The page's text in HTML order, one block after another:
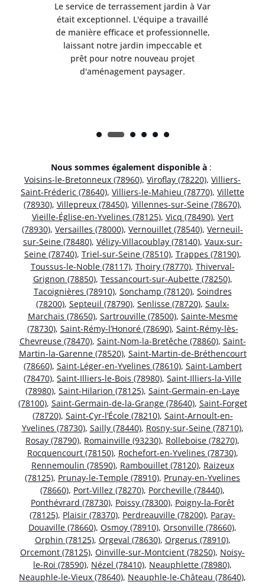
Le service de terrassement jardin à Var
était exceptionnel. L'équipe a travaillé
de manière efficace et professionnelle,
laissant notre jardin impeccable et
prêt pour notre nouveau projet
d'aménagement paysager.
Nous sommes également disponible à :
Voisins-le-Bretonneux (78960), Viroflay (78220), Villiers-
Saint-Fréderic (78640), Villiers-le-Mahieu (78770), Villette
(78930), Villepreux (78450), Villennes-sur-Seine (78670),
Vieille-Église-en-Yvelines (78125), Vicq (78490), Vert
(78930), Versailles (78000), Vernouillet (78540), Verneuil-
sur-Seine (78480), Vélizy-Villacoublay (78140), Vaux-sur-
Seine (78740), Triel-sur-Seine (78510), Trappes (78190),
Toussus-le-Noble (78117), Thoiry (78770), Thiverval-
Grignon (78850), Tessancourt-sur-Aubette (78250),
Tacoignières (78910), Sonchamp (78120), Soindres
(78200), Septeuil (78790), Senlisse (78720), Saulx-
Marchais (78650), Sartrouville (78500), Sainte-Mesme
(78730), Saint-Rémy-l’Honoré (78690), Saint-Rémy-lès-
Chevreuse (78470), Saint-Nom-la-Bretêche (78860), Saint-
Martin-la-Garenne (78520), Saint-Martin-de-Bréthencourt
(78660), Saint-Léger-en-Yvelines (78610), Saint-Lambert
(78470), Saint-Illiers-le-Bois (78980), Saint-Illiers-la-Ville
(78980), Saint-Hilarion (78125), Saint-Germain-en-Laye
(78100), Saint-Germain-de-la-Grange (78640), Saint-Forget
(78720), Saint-Cyr-l’École (78210), Saint-Arnoult-en-
Yvelines (78730), Sailly (78440), Rosny-sur-Seine (78710),
Rosay (78790), Romainville (93230), Rolleboise (78270),
Rocquencourt (78150), Rochefort-en-Yvelines (78730),
Rennemoulin (78590), Rambouillet (78120), Raizeux
(78125), Prunay-le-Temple (78910), Prunay-en-Yvelines
(78660), Port-Villez (78270), Porcheville (78440),
Ponthévrard (78730), Poissy (78300), Poigny-la-Forêt
(78125), Plaisir (78370), Perdreauville (78200), Paray-
Douaville (78660), Osmoy (78910), Orsonville (78660),
Orphin (78125), Orgeval (78630), Orgerus (78910),
Orcemont (78125), Oinville-sur-Montcient (78250), Noisy-
le-Roi (78590), Nézel (78410), Neauphlette (78980),
Neauphle-le-Vieux (78640), Neauphle-le-Château (78640),